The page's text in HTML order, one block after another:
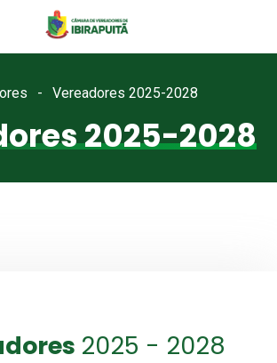
Vereadores 2025-2028
2025-2028
2025 - 2028